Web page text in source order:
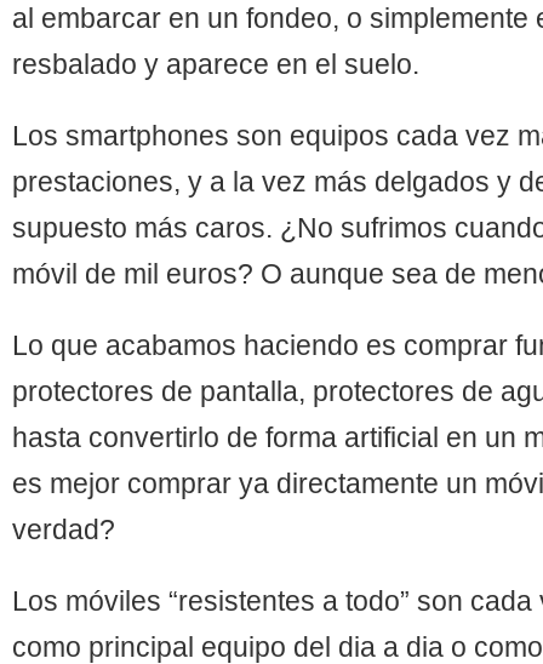
al embarcar en un fondeo, o simplemente
resbalado y aparece en el suelo.
Los smartphones son equipos cada vez
prestaciones, y a la vez más delgados y
supuesto más caros. ¿No sufrimos
móvil de mil euros? O aunque sea de
Lo que acabamos haciendo es comprar
protectores de pantalla, protectores de
hasta convertirlo de forma artificial en un
es mejor comprar ya directamente un
verdad?
Los móviles “resistentes a todo” son
como principal equipo del dia a dia o